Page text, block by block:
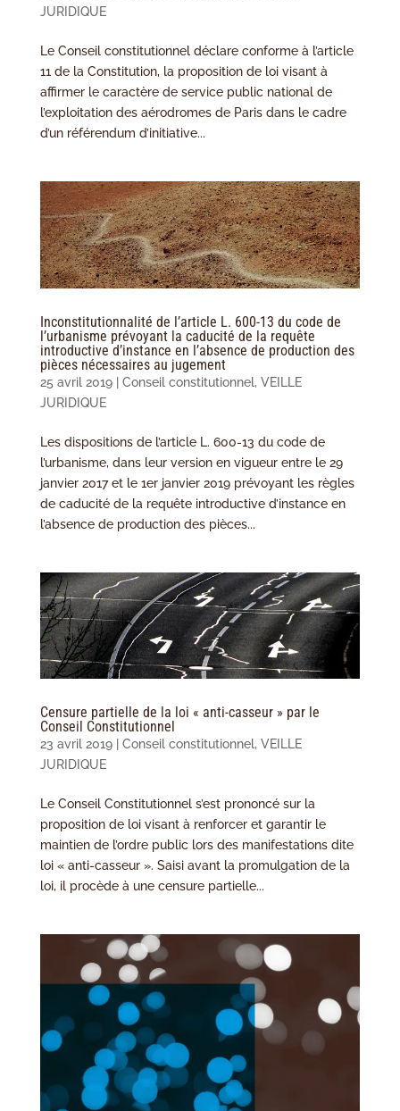
JURIDIQUE
Le Conseil constitutionnel déclare conforme à l’article
11 de la Constitution, la proposition de loi visant à
affirmer le caractère de service public national de
l’exploitation des aérodromes de Paris dans le cadre
d’un référendum d’initiative...
Inconstitutionnalité de l’article L. 600-13 du code de
l’urbanisme prévoyant la caducité de la requête
introductive d’instance en l’absence de production des
pièces nécessaires au jugement
25 avril 2019| Conseil constitutionnel, VEILLE
JURIDIQUE
Les dispositions de l’article L. 600-13 du code de
l’urbanisme, dans leur version en vigueur entre le 29
janvier 2017 et le 1er janvier 2019 prévoyant les règles
de caducité de la requête introductive d’instance en
l’absence de production des pièces...
Censure partielle de la loi « anti-casseur » par le
Conseil Constitutionnel
23 avril 2019| Conseil constitutionnel, VEILLE
JURIDIQUE
Le Conseil Constitutionnel s’est prononcé sur la
proposition de loi visant à renforcer et garantir le
maintien de l’ordre public lors des manifestations dite
loi « anti-casseur ». Saisi avant la promulgation de la
loi, il procède à une censure partielle...